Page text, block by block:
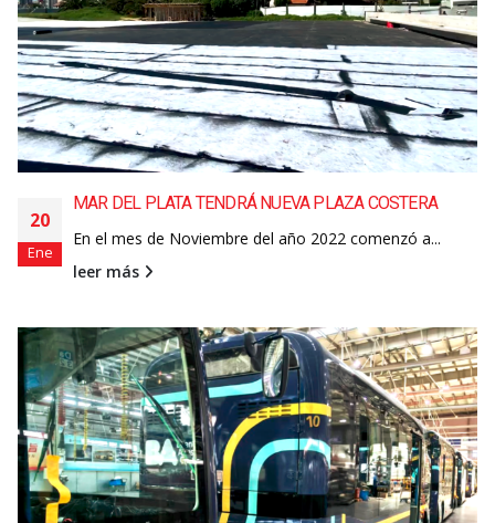
20
Ene
MAR DEL PLATA TENDRÁ NUEVA PLAZA COSTERA
En el mes de Noviembre del año 2022 comenzó a...
leer más